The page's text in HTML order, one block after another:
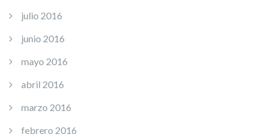
julio 2016
junio 2016
mayo 2016
abril 2016
marzo 2016
febrero 2016